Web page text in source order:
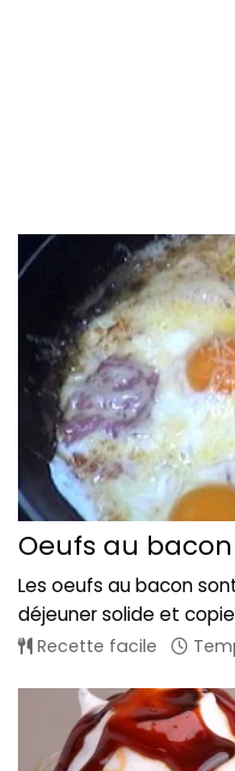
Oeufs au bacon
Les oeufs au bacon
déjeuner solide et
Recette facile